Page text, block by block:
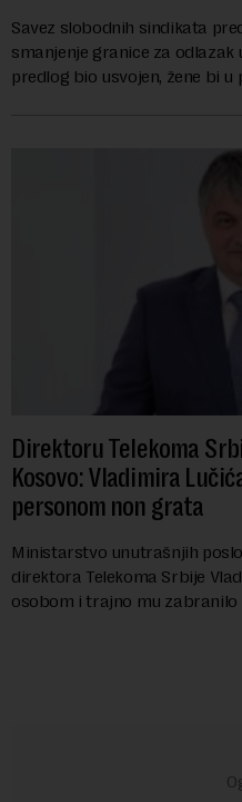
Savez slobodnih sindikata
smanjenje granice za odlazak
predlog bio usvojen, žene bi
Direktoru Telekoma
Kosovo: Vladimira
personom non grata
Ministarstvo unutrašnjih
direktora Telekoma Srbije
osobom i trajno mu